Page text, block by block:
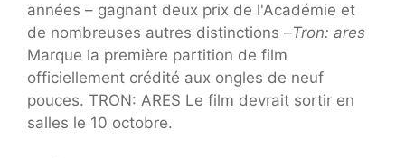
années – gagnant deux prix de l'Académie et
de nombreuses autres distinctions –Tron: ares
Marque la première partition de film
officiellement crédité aux ongles de neuf
pouces. TRON: ARES Le film devrait sortir en
salles le 10 octobre.